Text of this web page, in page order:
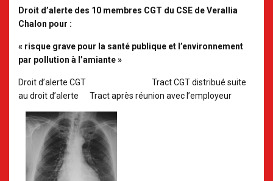
Droit d’alerte des 10 membres CGT du CSE de Verallia
Chalon pour :
« risque grave pour la santé publique et l’environnement
par pollution à l’amiante »
Droit d’alerte CGT Tract CGT distribué suite
au droit d’alerte Tract après réunion avec l’employeur